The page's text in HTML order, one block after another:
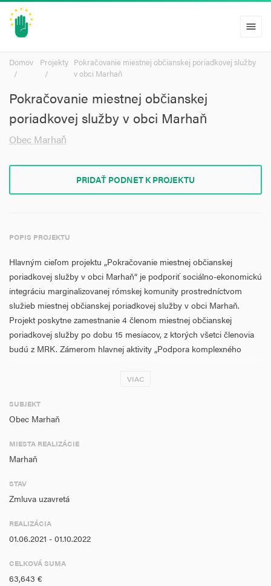
menu
Domov Projekty Pokračovanie miestnej občianskej poriadkovej služby
v obci Marhaň
Pokračovanie miestnej občianskej
poriadkovej služby v obci Marhaň
Obec Marhaň
PRIDAŤ PODNET K PROJEKTU
POPIS PROJEKTU
Hlavným cieľom projektu „Pokračovanie miestnej občianskej
poriadkovej služby v obci Marhaň“ je podporiť sociálno-ekonomickú
integráciu marginalizovanej rómskej komunity prostredníctvom
služieb miestnej občianskej poriadkovej služby v obci Marhaň.
Projekt poskytne zamestnanie 4 členom miestnej občianskej
poriadkovej služby po dobu 15 mesiacov, z ktorých všetci členovia
budú z MRK. Zámerom hlavnej aktivity „Podpora komplexného
s prítomnosťou MRK“ je posilnenie miestneho aktivizmu, podpora
prostredia v lokalitách, v ktorých žijú obyvatelia MRK
prostredníctvom činností príslušníkov MOPS.
Cieľovou skupinou projektu sú príslušníci a obyvatelia
marginalizovaných rómskych komunít. Výsledkom projektu má byť
zvýšenie zamestnateľnosti obyvateľov MRK a zároveň zníženie
páchania protispoločenského konania, udržanie verejného poriadku,
zvýšenie bezpečnosti, ochrana majetku a verejného poriadku,
spolunažívania, a tým zlepšenie nepriaznivej životnej situácie
vylúčených skupín obyvateľstva vyplývajúcej zo sociálneho
VIAC
SUBJEKT
Obec Marhaň
MIESTA REALIZÁCIE
Marhaň
STAV
Zmluva uzavretá
REALIZÁCIA
01.06.2021 - 01.10.2022
CELKOVÁ SUMA
63,643 €